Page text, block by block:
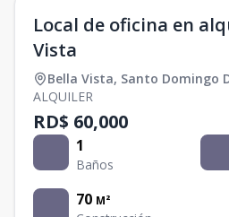
Local de oficina en
Vista
Bella Vista, Santo Domingo
ALQUILER
RD$ 60,000
1
Baños
70 M²